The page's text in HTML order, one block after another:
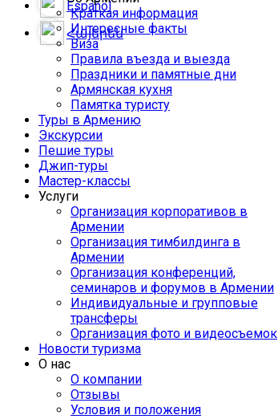
Español
Հայերեն
Краткая информация
Интересные факты
Виза
Правила въезда и выезда
Праздники и памятные дни
Армянская кухня
Памятка туристу
Туры в Армению
Экскурсии
Пешие туры
Джип-туры
Мастер-классы
Услуги
Организация корпоративов в
Армении
Организация тимбилдинга в
Армении
Организация конференций,
семинаров и форумов в Армении
Индивидуальные и групповые
трансферы
Организация фото и видеосъемок
Новости туризма
О нас
О компании
Отзывы
Условия и положения